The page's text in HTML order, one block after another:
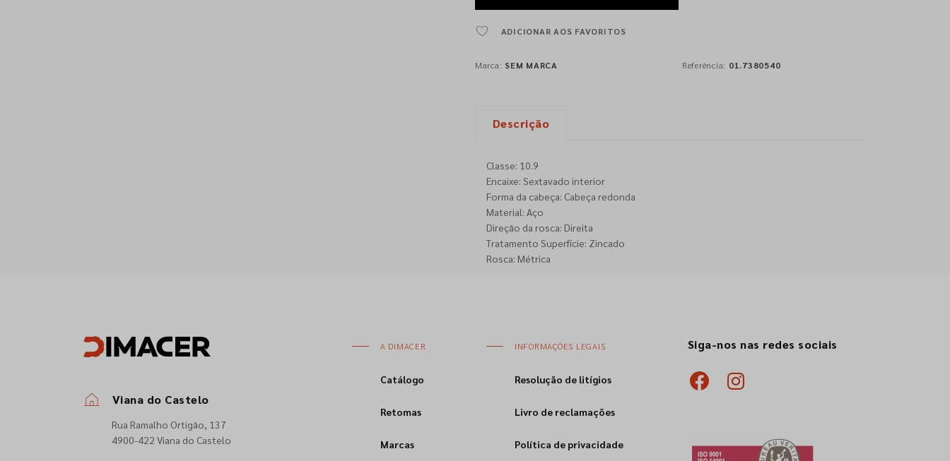
ADICIONAR AOS FAVORITOS
Marca: SEM MARCA Referência: 01.7380540
Descrição
Classe: 10.9
Encaixe: Sextavado interior
Forma da cabeça: Cabeça redonda
Material: Aço
Direção da rosca: Direita
Tratamento Superfície: Zincado
Rosca: Métrica
Viana do Castelo
Rua Ramalho Ortigão, 137
4900-422 Viana do Castelo
A DIMACER
Catálogo
Retomas
Marcas
INFORMAÇÕES LEGAIS
Resolução de litígios
Livro de reclamações
Política de privacidade
Siga-nos nas redes sociais